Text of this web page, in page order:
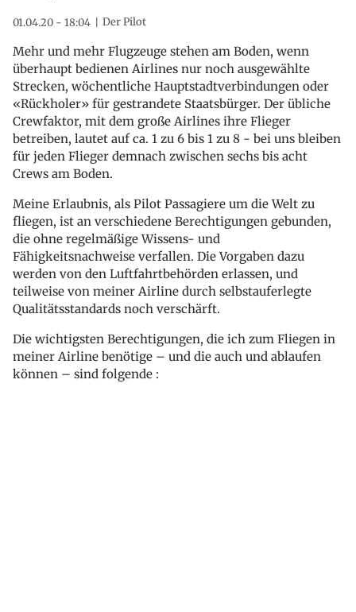
01.04.20 - 18:04 Der Pilot
Mehr und mehr Flugzeuge stehen am Boden, wenn
überhaupt bedienen Airlines nur noch ausgewählte
Strecken, wöchentliche Hauptstadtverbindungen oder
«Rückholer» für gestrandete Staatsbürger. Der übliche
Crewfaktor, mit dem große Airlines ihre Flieger
betreiben, lautet auf ca. 1 zu 6 bis 1 zu 8 - bei uns bleiben
für jeden Flieger demnach zwischen sechs bis acht
Crews am Boden.
Meine Erlaubnis, als Pilot Passagiere um die Welt zu
fliegen, ist an verschiedene Berechtigungen gebunden,
die ohne regelmäßige Wissens- und
Fähigkeitsnachweise verfallen. Die Vorgaben dazu
werden von den Luftfahrtbehörden erlassen, und
teilweise von meiner Airline durch selbstauferlegte
Qualitätsstandards noch verschärft.
Die wichtigsten Berechtigungen, die ich zum Fliegen in
meiner Airline benötige – und die auch und ablaufen
können – sind folgende :